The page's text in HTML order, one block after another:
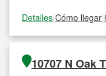
Detalles|Cómo llegar|
10707 N Oak